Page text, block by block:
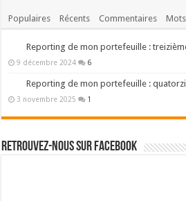
Populaires Récents Commentaires
Reporting de mon portefeuille :
9 décembre 2024 6
Reporting de mon portefeuille :
3 novembre 2025 1
Retrouvez-nous sur Facebook